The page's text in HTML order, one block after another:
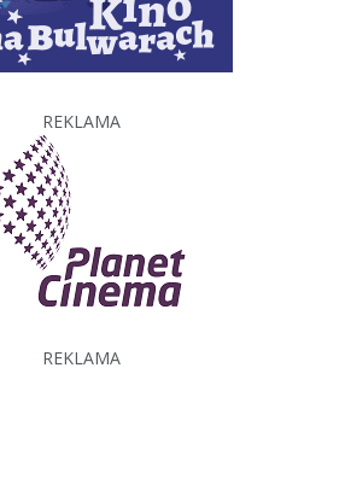
REKLAMA
REKLAMA